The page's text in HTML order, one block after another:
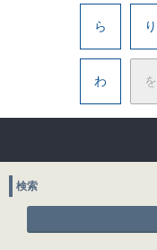
ら り
わ を
検索